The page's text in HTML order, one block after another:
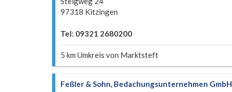
97318 Kitzingen
Tel: 09321 2680200
5 km Umkreis von Marktsteft
Feßler & Sohn, Bedachungsunternehmen GmbH